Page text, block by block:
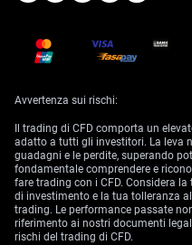
Avvertenza sui rischi:
Il trading di CFD comporta un
adatto a tutti gli investitori. La leva
guadagni e le perdite, superando
fondamentale comprendere e
fare trading con i CFD. Considera
di investimento e la tua tolleranza
trading. Le performance passate
riferimento ai nostri documenti
rischi del trading di CFD.